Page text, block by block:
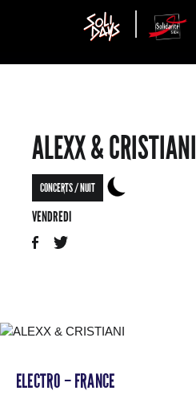
ALEXX & CRISTIANI
CONCERTS / NUIT
VENDREDI
ELECTRO – FRANCE